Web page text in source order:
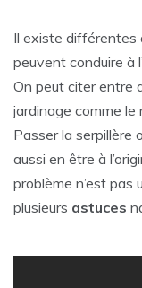
Il existe différentes
peuvent conduire à
On peut citer entre
jardinage comme le
Passer la serpillère
aussi en être à
problème n’est pas
plusieurs astuces